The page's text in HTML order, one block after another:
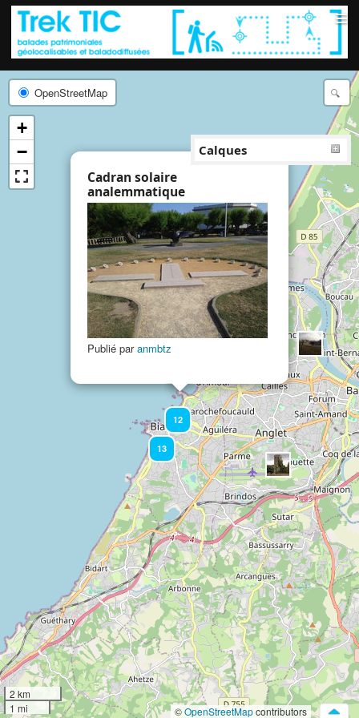
≡
12
13
Cadran solaire
analemmatique
Publié paranmbtz
OpenStreetMap
+
−
Calques
2 km
1 mi
©OpenStreetMapcontributors